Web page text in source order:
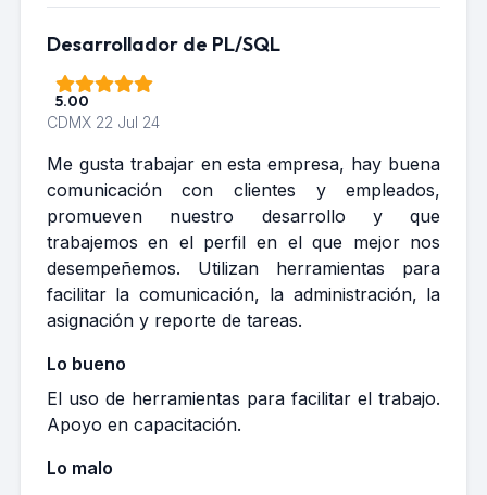
Desarrollador de PL/SQL
5.00
CDMX 22 Jul 24
Me gusta trabajar en esta empresa, hay buena
comunicación con clientes y empleados,
promueven nuestro desarrollo y que
trabajemos en el perfil en el que mejor nos
desempeñemos. Utilizan herramientas para
facilitar la comunicación, la administración, la
asignación y reporte de tareas.
Lo bueno
El uso de herramientas para facilitar el trabajo.
Apoyo en capacitación.
Lo malo